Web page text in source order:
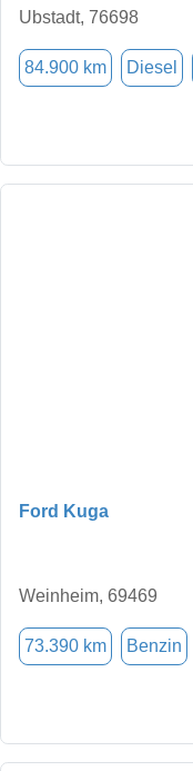
Ubstadt, 76698
84.900 km Diesel
Ford Kuga
Weinheim, 69469
73.390 km Benzin